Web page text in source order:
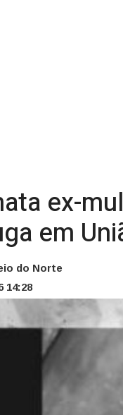
ex-
em
do Norte
14:28